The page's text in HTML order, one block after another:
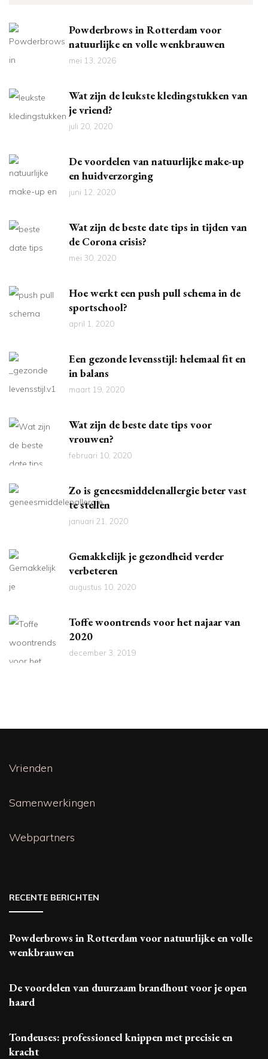
Powderbrows in Rotterdam voor
natuurlijke en volle wenkbrauwen
mei 13, 2026
Wat zijn de leukste kledingstukken van
je vriend?
juli 20, 2020
De voordelen van natuurlijke make-up
en huidverzorging
juni 12, 2020
Wat zijn de beste date tips in tijden van
de Corona crisis?
mei 30, 2020
Hoe werkt een push pull schema in de
sportschool?
april 1, 2020
Een gezonde levensstijl: helemaal fit en
in balans
maart 19, 2020
Wat zijn de beste date tips voor
vrouwen?
februari 10, 2020
Zo is geneesmiddelenallergie beter vast
te stellen
januari 21, 2020
Gemakkelijk je gezondheid verder
verbeteren
augustus 10, 2020
Toffe woontrends voor het najaar van
2020
december 3, 2019
Vrienden
Samenwerkingen
Webpartners
RECENTE BERICHTEN
Powderbrows in Rotterdam voor natuurlijke en volle
wenkbrauwen
De voordelen van duurzaam brandhout voor je open
haard
Tondeuses: professioneel knippen met precisie en
kracht